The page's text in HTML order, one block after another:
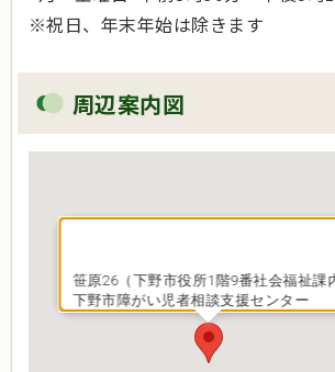
※祝日、年末年始は除きます
周辺案内図
笹原26（下野市役所1階9番社会福祉課
下野市障がい児者相談支援センター